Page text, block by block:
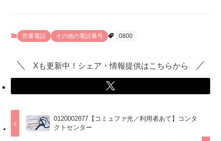
営業電話 その他の電話番号 0800
Xも更新中！シェア・情報提供はこちらから
0120002877【コミュファ光／利用者あて】コンタ
クトセンター